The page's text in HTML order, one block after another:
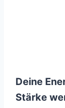
Deine
Stärke